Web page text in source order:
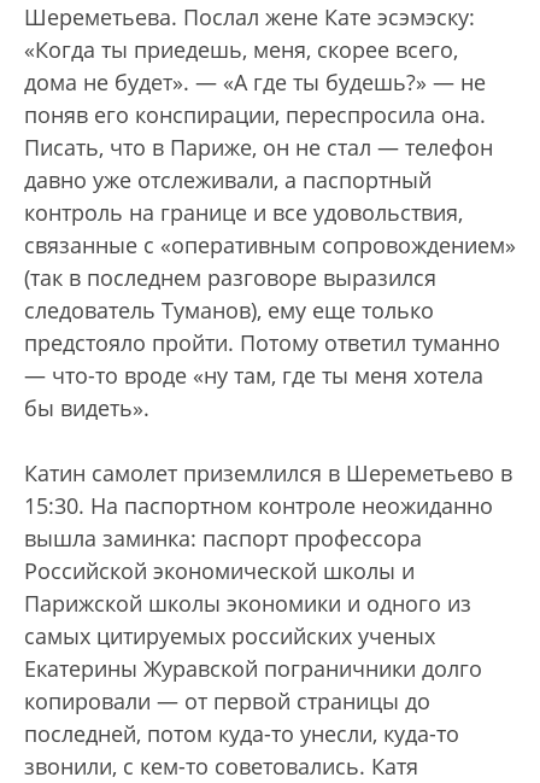
Шереметьева. Послал жене Кате эсэмэску:
«Когда ты приедешь, меня, скорее всего,
дома не будет». — «А где ты будешь?» — не
поняв его конспирации, переспросила она.
Писать, что в Париже, он не стал — телефон
давно уже отслеживали, а паспортный
контроль на границе и все удовольствия,
связанные с «оперативным сопровождением»
(так в последнем разговоре выразился
следователь Туманов), ему еще только
предстояло пройти. Потому ответил туманно
— что-то вроде «ну там, где ты меня хотела
бы видеть».
Катин самолет приземлился в Шереметьево в
15:30. На паспортном контроле неожиданно
вышла заминка: паспорт профессора
Российской экономической школы и
Парижской школы экономики и одного из
самых цитируемых российских ученых
Екатерины Журавской пограничники долго
копировали — от первой страницы до
последней, потом куда-то унесли, куда-то
звонили, с кем-то советовались. Катя